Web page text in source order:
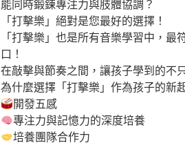
能同時鍛鍊專注力與肢體協調？
「打擊樂」絕對是您最好的選擇！
「打擊樂」也是所有音樂學習中，
口！
在敲擊與節奏之間，讓孩子學到的不
為什麼選擇「打擊樂」作為孩子的新
開發五感
專注力與記憶力的深度培養
培養團隊合作力